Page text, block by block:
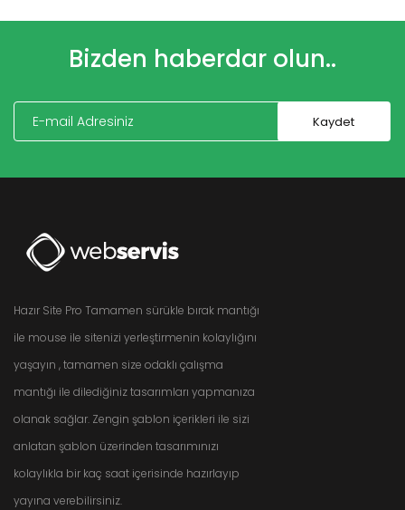
Bizden haberdar olun..
Hazır Site Pro Tamamen sürükle bırak mantığı
ile mouse ile sitenizi yerleştirmenin kolaylığını
yaşayın , tamamen size odaklı çalışma
mantığı ile dilediğiniz tasarımları yapmanıza
olanak sağlar. Zengin şablon içerikleri ile sizi
anlatan şablon üzerinden tasarımınızı
kolaylıkla bir kaç saat içerisinde hazırlayıp
yayına verebilirsiniz.